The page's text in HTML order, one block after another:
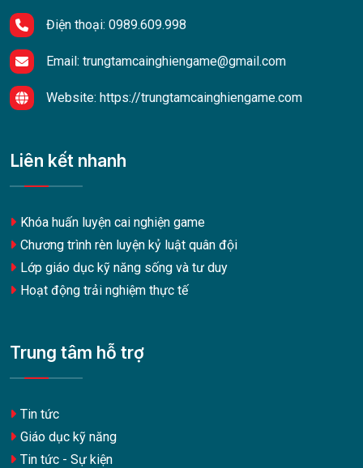
Điện thoại: 0989.609.998
Email: trungtamcainghiengame@gmail.com
Website: https://trungtamcainghiengame.com
Liên kết nhanh
Khóa huấn luyện cai nghiện game
Chương trình rèn luyện kỷ luật quân đội
Lớp giáo dục kỹ năng sống và tư duy
Hoạt động trải nghiệm thực tế
Trung tâm hỗ trợ
Tin tức
Giáo dục kỹ năng
Tin tức - Sự kiện